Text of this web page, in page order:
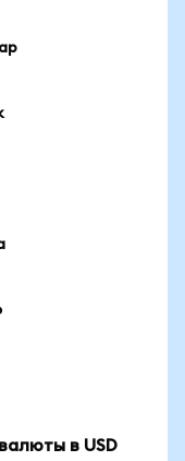
в USD